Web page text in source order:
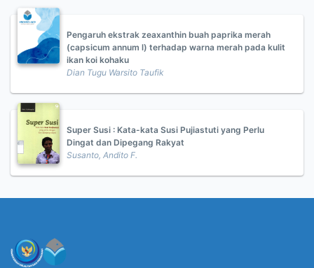
Pengaruh ekstrak zeaxanthin buah paprika merah
(capsicum annum l) terhadap warna merah pada kulit
ikan koi kohaku
Dian Tugu Warsito Taufik
Super Susi : Kata-kata Susi Pujiastuti yang Perlu
Dingat dan Dipegang Rakyat
Susanto, Andito F.